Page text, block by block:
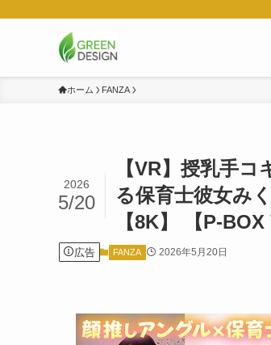
ホーム FANZA
【VR】授乳手
る保育士彼女み
【8K】 【P-BOX
2026
5/20
広告 FANZA 2026年5月20日